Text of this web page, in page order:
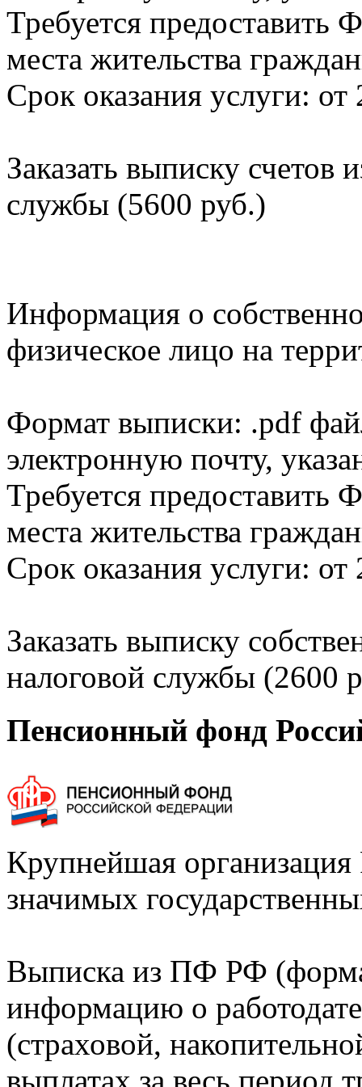
Требуется
места жительства
Срок оказания услуги: от
Заказать выписку счетов
службы (5600 руб.)
Информация о
физическое лицо на
Формат выписки: .pdf
электронную почту,
Требуется
места жительства
Срок оказания услуги: от
Заказать выписку
налоговой службы (2600
Пенсионный фонд
Крупнейшая
значимых
Выписка из ПФ РФ
информацию о
(страховой,
выплатах за весь период